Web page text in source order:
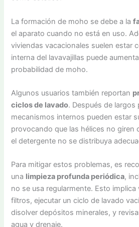
La formación de moho se debe a la
el aparato cuando no está en uso.
viviendas vacacionales suelen estar
interna del lavavajillas puede
probabilidad de moho.
Algunos usuarios también reportan
ciclos de lavado. Después de
mecanismos internos pueden estar
provocando que las hélices no giren
el detergente no se distribuya
Para mitigar estos problemas, es
una limpieza profunda periódica,
no se usa regularmente. Esto implica
filtros, ejecutar un ciclo de lavado
disolver depósitos minerales, y
agua y drenaje.